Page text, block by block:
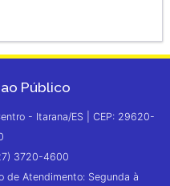
o
o
A
p
Público
- Itarana/ES | CEP: 29620-
3720-4600
de Atendimento: Segunda à